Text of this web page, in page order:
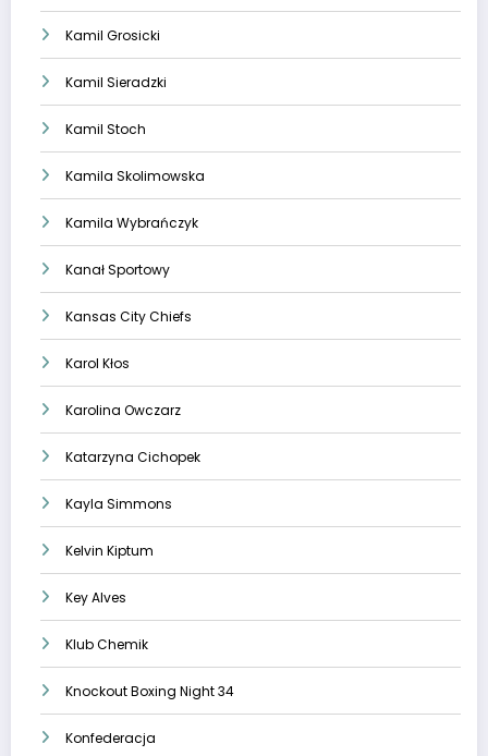
Kamil Grosicki
Kamil Sieradzki
Kamil Stoch
Kamila Skolimowska
Kamila Wybrańczyk
Kanał Sportowy
Kansas City Chiefs
Karol Kłos
Karolina Owczarz
Katarzyna Cichopek
Kayla Simmons
Kelvin Kiptum
Key Alves
Klub Chemik
Knockout Boxing Night 34
Konfederacja